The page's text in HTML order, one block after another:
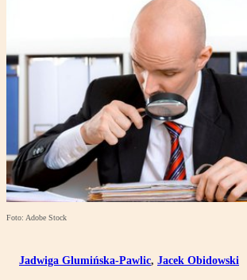
Foto: Adobe Stock
Jadwiga Glumińska-Pawlic, Jacek Obidowski